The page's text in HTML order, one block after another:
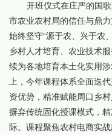
开班仪式在庄严的国
市农业农村局的信任与鼎
始终坚守“源于农、兴于农
乡村人才培育、农业技术
续为各地培育本土化实用
上，今年课程体系全面迭
资优势，精准赋能周口乡
摒弃传统固化授课模式，
际。课程聚焦农村电商实